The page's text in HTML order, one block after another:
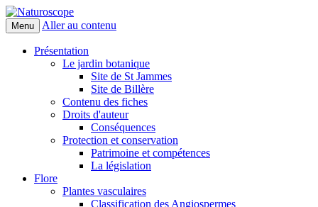
Naturoscope
Menu Aller au contenu
Présentation
Le jardin botanique
Site de St Jammes
Site de Billère
Contenu des fiches
Droits d'auteur
Conséquences
Protection et conservation
Patrimoine et compétences
La législation
Flore
Plantes vasculaires
Classification des Angiospermes